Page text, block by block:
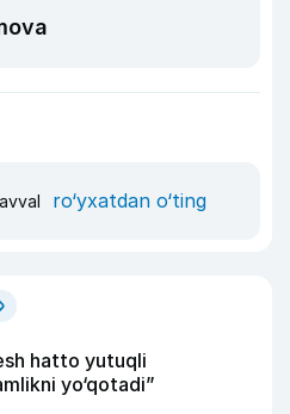
ro‘yxatdan o‘ting
hatto yutuqli
yo‘qotadi”